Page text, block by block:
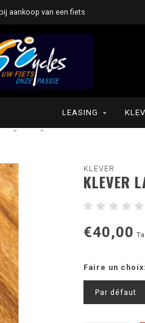
aankoop van een fiets
LEASING
KLEVER
KLEVER
€40,00
Faire un choix:
Par défaut